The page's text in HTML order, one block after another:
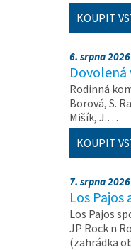
KOUPIT
6. srpna
Dovolená
Rodinná
Borová, S.
Mišík, J.…
KOUPIT
7. srpna
Los Pajos
Los Pajos
JP Rock n
(zahrádka